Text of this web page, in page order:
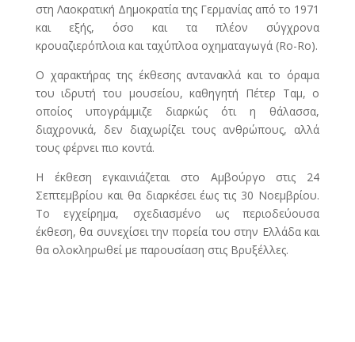
στη Λαοκρατική Δημοκρατία της Γερμανίας από το 1971
και εξής, όσο και τα πλέον σύγχρονα
κρουαζιερόπλοια και ταχύπλοα οχηματαγωγά (Ro-Ro).
Ο χαρακτήρας της έκθεσης αντανακλά και το όραμα
του ιδρυτή του μουσείου, καθηγητή Πέτερ Ταμ, ο
οποίος υπογράμμιζε διαρκώς ότι η θάλασσα,
διαχρονικά, δεν διαχωρίζει τους ανθρώπους, αλλά
τους φέρνει πιο κοντά.
Η έκθεση εγκαινιάζεται στο Αμβούργο στις 24
Σεπτεμβρίου και θα διαρκέσει έως τις 30 Νοεμβρίου.
Το εγχείρημα, σχεδιασμένο ως περιοδεύουσα
έκθεση, θα συνεχίσει την πορεία του στην Ελλάδα και
θα ολοκληρωθεί με παρουσίαση στις Βρυξέλλες.